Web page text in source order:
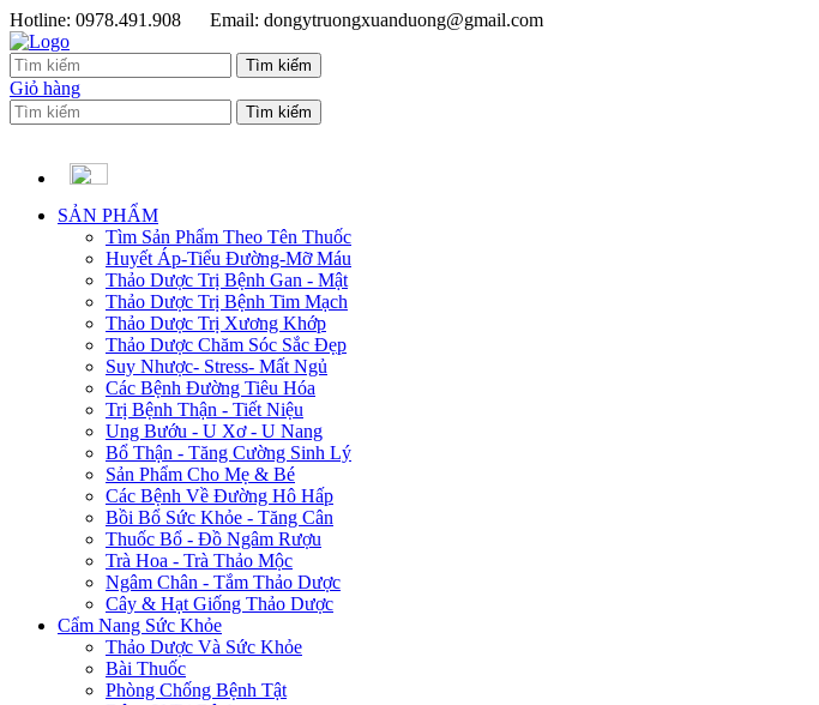
Hotline: 0978.491.908 Email: dongytruongxuanduong@gmail.com
Giỏ hàng
SẢN PHẨM
Tìm Sản Phẩm Theo Tên Thuốc
Huyết Áp-Tiểu Đường-Mỡ Máu
Thảo Dược Trị Bệnh Gan - Mật
Thảo Dược Trị Bệnh Tim Mạch
Thảo Dược Trị Xương Khớp
Thảo Dược Chăm Sóc Sắc Đẹp
Suy Nhược- Stress- Mất Ngủ
Các Bệnh Đường Tiêu Hóa
Trị Bệnh Thận - Tiết Niệu
Ung Bướu - U Xơ - U Nang
Bổ Thận - Tăng Cường Sinh Lý
Sản Phẩm Cho Mẹ & Bé
Các Bệnh Về Đường Hô Hấp
Bồi Bổ Sức Khỏe - Tăng Cân
Thuốc Bổ - Đồ Ngâm Rượu
Trà Hoa - Trà Thảo Mộc
Ngâm Chân - Tắm Thảo Dược
Cây & Hạt Giống Thảo Dược
Cẩm Nang Sức Khỏe
Thảo Dược Và Sức Khỏe
Bài Thuốc
Phòng Chống Bệnh Tật